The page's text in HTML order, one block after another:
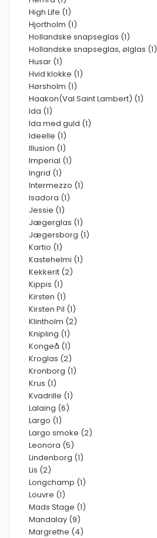
High Life (1)
Hjortholm (1)
Hollandske snapseglas (1)
Hollandske snapseglas, ølglas (1)
Husar (1)
Hvid klokke (1)
Hørsholm (1)
Haakon(Val Saint Lambert) (1)
Ida (1)
Ida med guld (1)
Ideelle (1)
Illusion (1)
Imperial (1)
Ingrid (1)
Intermezzo (1)
Isadora (1)
Jessie (1)
Jægerglas (1)
Jægersborg (1)
Kartio (1)
Kastehelmi (1)
Kekkerit (2)
Kippis (1)
Kirsten (1)
Kirsten Pil (1)
Klintholm (2)
Knipling (1)
Kongeå (1)
Kroglas (2)
Kronborg (1)
Krus (1)
Kvadrille (1)
Lalaing (6)
Largo (1)
Largo smoke (2)
Leonora (5)
Lindenborg (1)
Lis (2)
Longchamp (1)
Louvre (1)
Mads Stage (1)
Mandalay (9)
Margrethe (4)